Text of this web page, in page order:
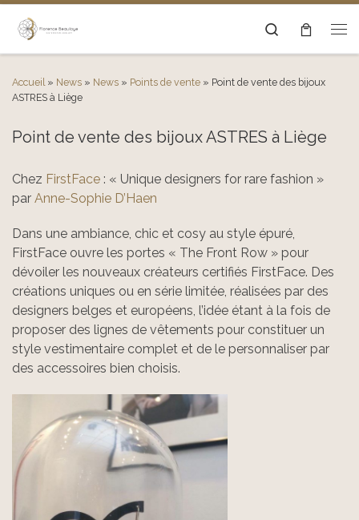
Passer au contenu Search
Accueil » News » News » Points de vente » Point de vente des bijoux
ASTRES à Liège
Point de vente des bijoux ASTRES à Liège
Chez FirstFace : « Unique designers for rare fashion »
par Anne-Sophie D’Haen
Dans une ambiance, chic et cosy au style épuré,
FirstFace ouvre les portes « The Front Row » pour
dévoiler les nouveaux créateurs certifiés FirstFace. Des
créations uniques ou en série limitée, réalisées par des
designers belges et européens, l’idée étant à la fois de
proposer des lignes de vêtements pour constituer un
style vestimentaire complet et de le personnaliser par
des accessoires bien choisis.